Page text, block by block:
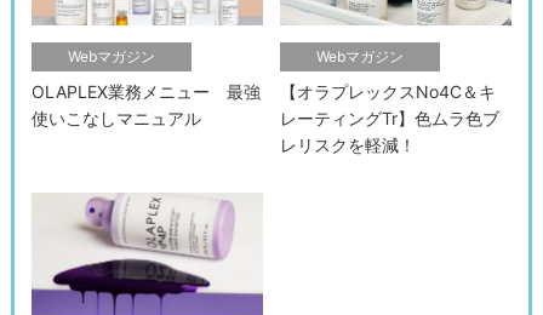
Webマガジン
OLAPLEX業務メニュー 最強
使いこなしマニュアル
Webマガジン
【オラプレックスNo4C＆キ
レーティングTr】色ムラ色ブ
レリスクを軽減！